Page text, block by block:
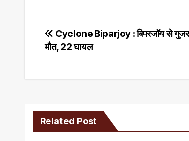
Post
navigation
Cyclone Biparjoy : बिपरजॉय से
मौत, 22 घायल
Related Post